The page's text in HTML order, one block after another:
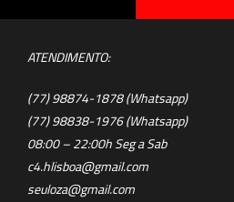
ATENDIMENTO:
(77) 98874-1878 (Whatsapp)
(77) 98838-1976 (Whatsapp)
08:00 – 22:00h Seg a Sab
c4.hlisboa@gmail.com
seuloza@gmail.com